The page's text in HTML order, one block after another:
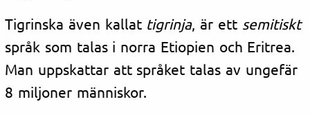
Tigrinska även kallat tigrinja, är ett semitiskt
språk som talas i norra Etiopien och Eritrea.
Man uppskattar att språket talas av ungefär
8 miljoner människor.